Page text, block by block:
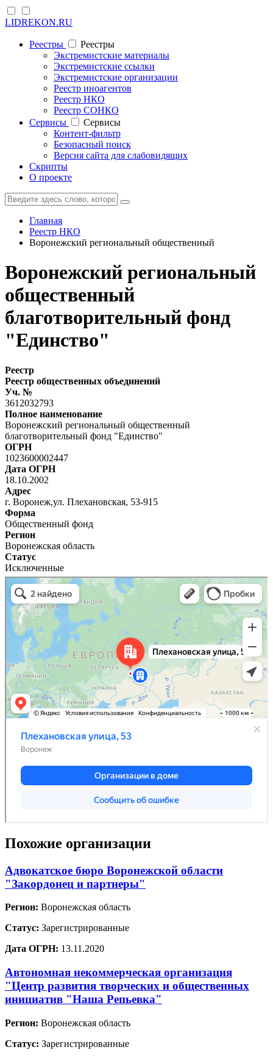
LIDREKON.RU
Реестры
Реестры
Экстремистские материалы
Экстремистские ссылки
Экстремистские организации
Реестр иноагентов
Реестр НКО
Реестр СОНКО
Cервисы
Cервисы
Контент-фильтр
Безопасный поиск
Версия сайта для слабовидящих
Скрипты
О проекте
Главная
Реестр НКО
Воронежский региональный общественный
Воронежский региональный
общественный
благотворительный фонд
"Единство"
Реестр
Реестр общественных объединений
Уч. №
3612032793
Полное наименование
Воронежский региональный общественный
благотворительный фонд "Единство"
ОГРН
1023600002447
Дата ОГРН
18.10.2002
Адрес
г. Воронеж,ул. Плехановская, 53-915
Форма
Общественный фонд
Регион
Воронежская область
Статус
Исключенные
Похожие организации
Адвокатское бюро Воронежской области
"Закордонец и партнеры"
Регион: Воронежская область
Статус: Зарегистрированные
Дата ОГРН: 13.11.2020
Автономная некоммерческая организация
"Центр развития творческих и общественных
инициатив "Наша Репьевка"
Регион: Воронежская область
Статус: Зарегистрированные